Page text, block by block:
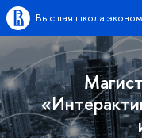
Высшая школа